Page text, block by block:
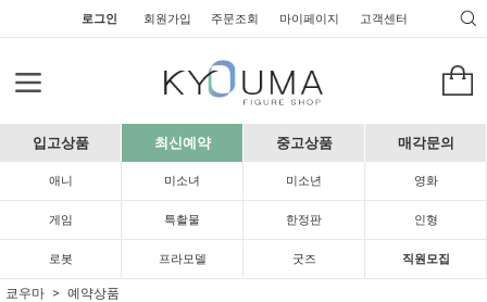
로그인 회원가입 주문조회 마이페이지 고객센터
입고상품 최신예약 중고상품 매각문의
애니 미소녀 미소년 영화
게임 특촬물 한정판 인형
로봇 프라모델 굿즈 직원모집
쿄우마 예약상품